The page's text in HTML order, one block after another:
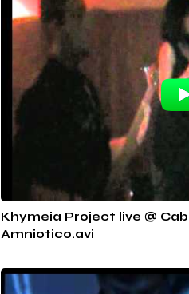
Khymeia Project live @
Amniotico.avi